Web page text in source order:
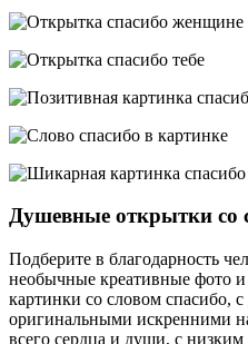
Душевные открытки со
Подберите в благодарность
необычные креативные фото
картинки со словом спасибо,
оригинальными искренними
всего сердца и души, с